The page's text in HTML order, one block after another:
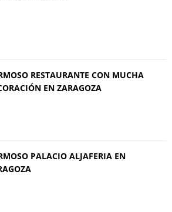
RESTAURANTE CON MUCHA
EN ZARAGOZA
PALACIO ALJAFERIA EN